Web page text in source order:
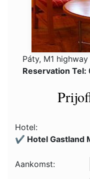
Páty, M1
Reservation
Hotel:
✔️ Hotel Gastland
Aankomst: